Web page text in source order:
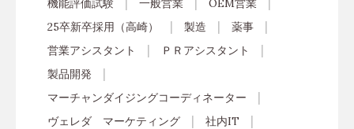
機能評価試験 一般営業
OEM営業
25卒新卒採用（高崎）
製造
薬事
営業アシスタント
ＰＲアシスタント
製品開発
マーチャンダイジングコーディネーター
ヴェレダ マーケティング
社内IT